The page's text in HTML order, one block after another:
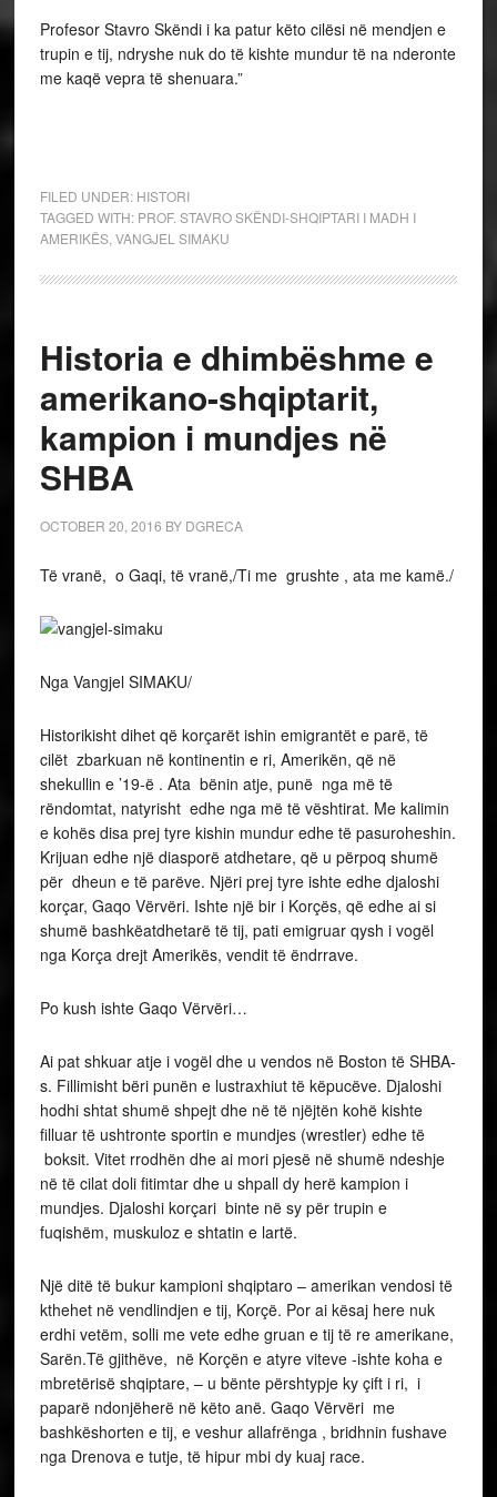
Profesor Stavro Skëndi i ka patur këto cilësi në mendjen e
trupin e tij, ndryshe nuk do të kishte mundur të na nderonte
me kaqë vepra të shenuara.”
FILED UNDER: HISTORI
TAGGED WITH: PROF. STAVRO SKËNDI-SHQIPTARI I MADH I
AMERIKËS, VANGJEL SIMAKU
Historia e dhimbëshme e
amerikano-shqiptarit,
kampion i mundjes në
SHBA
OCTOBER 20, 2016 BY DGRECA
Të vranë, o Gaqi, të vranë,/Ti me grushte , ata me kamë./
Nga Vangjel SIMAKU/
Historikisht dihet që korçarët ishin emigrantët e parë, të
cilët zbarkuan në kontinentin e ri, Amerikën, që në
shekullin e ’19-ë . Ata bënin atje, punë nga më të
rëndomtat, natyrisht edhe nga më të vështirat. Me kalimin
e kohës disa prej tyre kishin mundur edhe të pasuroheshin.
Krijuan edhe një diasporë atdhetare, që u përpoq shumë
për dheun e të parëve. Njëri prej tyre ishte edhe djaloshi
korçar, Gaqo Vërvëri. Ishte një bir i Korçës, që edhe ai si
shumë bashkëatdhetarë të tij, pati emigruar qysh i vogël
nga Korça drejt Amerikës, vendit të ëndrrave.
Po kush ishte Gaqo Vërvëri…
Ai pat shkuar atje i vogël dhe u vendos në Boston të SHBA-
s. Fillimisht bëri punën e lustraxhiut të këpucëve. Djaloshi
hodhi shtat shumë shpejt dhe në të njëjtën kohë kishte
filluar të ushtronte sportin e mundjes (wrestler) edhe të
boksit. Vitet rrodhën dhe ai mori pjesë në shumë ndeshje
në të cilat doli fitimtar dhe u shpall dy herë kampion i
mundjes. Djaloshi korçari binte në sy për trupin e
fuqishëm, muskuloz e shtatin e lartë.
Një ditë të bukur kampioni shqiptaro – amerikan vendosi të
kthehet në vendlindjen e tij, Korçë. Por ai kësaj here nuk
erdhi vetëm, solli me vete edhe gruan e tij të re amerikane,
Sarën.Të gjithëve, në Korçën e atyre viteve -ishte koha e
mbretërisë shqiptare, – u bënte përshtypje ky çift i ri, i
paparë ndonjëherë në këto anë. Gaqo Vërvëri me
bashkëshorten e tij, e veshur allafrënga , bridhnin fushave
nga Drenova e tutje, të hipur mbi dy kuaj race.